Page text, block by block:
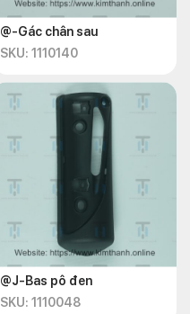
@-Gác chân sau
SKU: 1110140
@J-Bas pô đen
SKU: 1110048